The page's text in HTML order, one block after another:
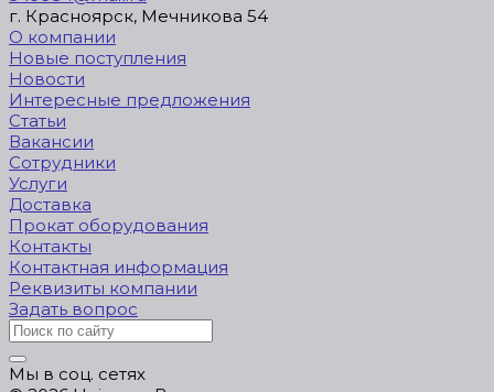
г. Красноярск, Мечникова 54
О компании
Новые поступления
Новости
Интересные предложения
Статьи
Вакансии
Сотрудники
Услуги
Доставка
Прокат оборудования
Контакты
Контактная информация
Реквизиты компании
Задать вопрос
Мы в соц. сетях